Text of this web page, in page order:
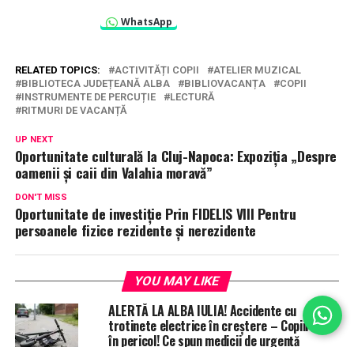
WhatsApp
RELATED TOPICS: ACTIVITĂȚI COPII
ATELIER MUZICAL
BIBLIOTECA JUDEȚEANĂ ALBA
BIBLIOVACANȚA
COPII
INSTRUMENTE DE PERCUȚIE
LECTURĂ
RITMURI DE VACANȚĂ
UP NEXT
Oportunitate culturală la Cluj-Napoca: Expoziția „Despre
oamenii și caii din Valahia moravă”
DON'T MISS
Oportunitate de investiție Prin FIDELIS VIII Pentru
persoanele fizice rezidente și nerezidente
YOU MAY LIKE
ALERTĂ LA ALBA IULIA! Accidente cu
trotinete electrice în creștere – Copiii sunt
în pericol! Ce spun medicii de urgență